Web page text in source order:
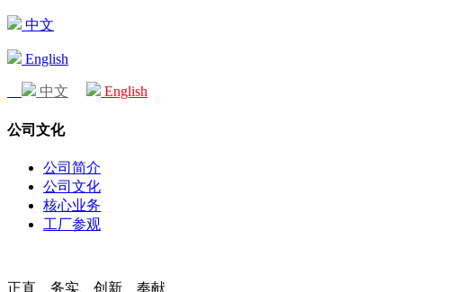
中文
English
中文 English
公司文化
公司简介
公司文化
核心业务
工厂参观
正直、务实、创新、奉献